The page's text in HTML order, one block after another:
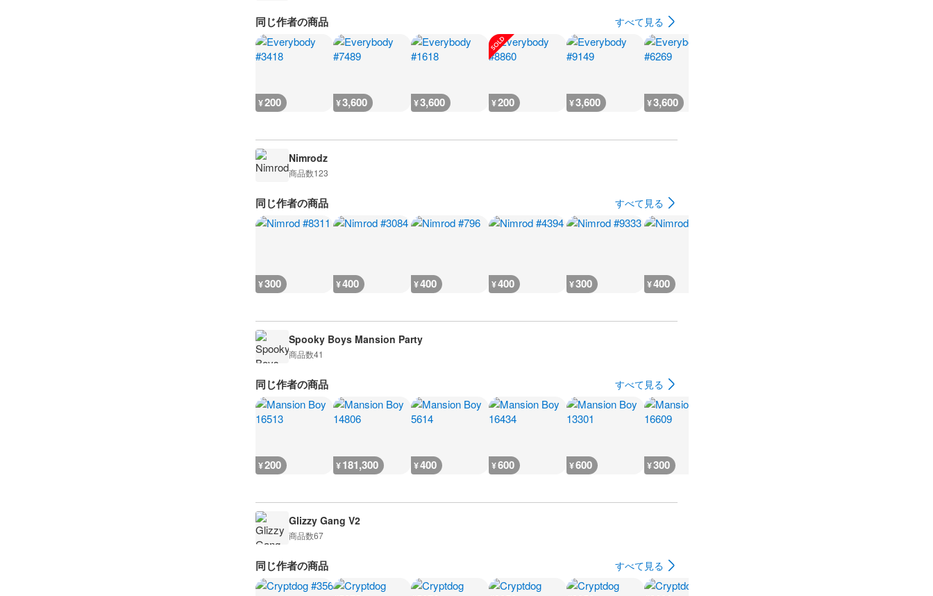
同じ作者の商品 すべて見る
¥200 ¥3,600 ¥3,600 ¥200 ¥3,600 ¥3,600
Nimrodz
商品数123
同じ作者の商品 すべて見る
¥300 ¥400 ¥400 ¥400 ¥300 ¥400
Spooky Boys Mansion Party
商品数41
同じ作者の商品 すべて見る
¥200 ¥181,300 ¥400 ¥600 ¥600 ¥300
Glizzy Gang V2
商品数67
同じ作者の商品 すべて見る